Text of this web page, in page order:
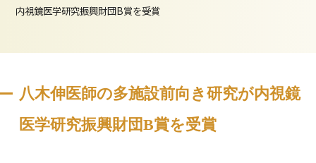
内視鏡医学研究振興財団B賞を受賞
八木伸医師の多施設前向き研究が内視鏡
医学研究振興財団B賞を受賞